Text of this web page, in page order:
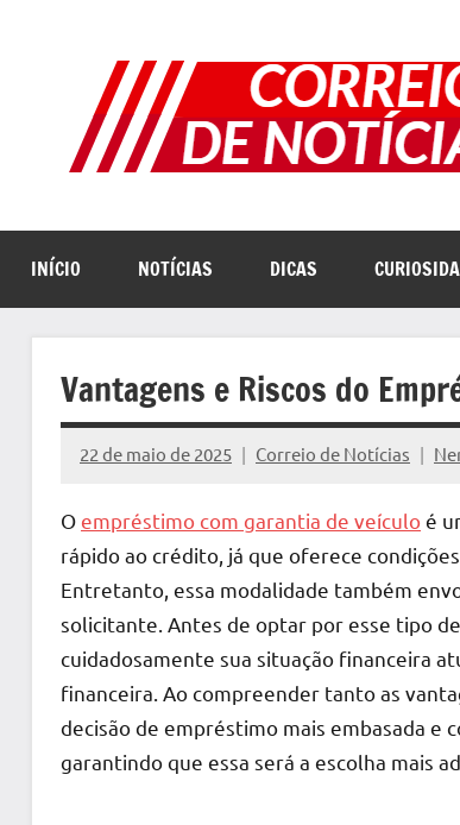
INÍCIO NOTÍCIAS DICAS
Vantagens e Riscos do
22 de maio de 2025 Correio de Notícias
O empréstimo com garantia de veículoé
rápido ao crédito, já que oferece
Entretanto, essa modalidade também
solicitante. Antes de optar por esse tipo
cuidadosamente sua situação financeira
financeira. Ao compreender tanto as
decisão de empréstimo mais embasada e
garantindo que essa será a escolha mais